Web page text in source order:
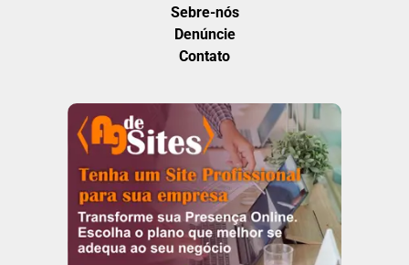
Sebre-nós
Denúncie
Contato